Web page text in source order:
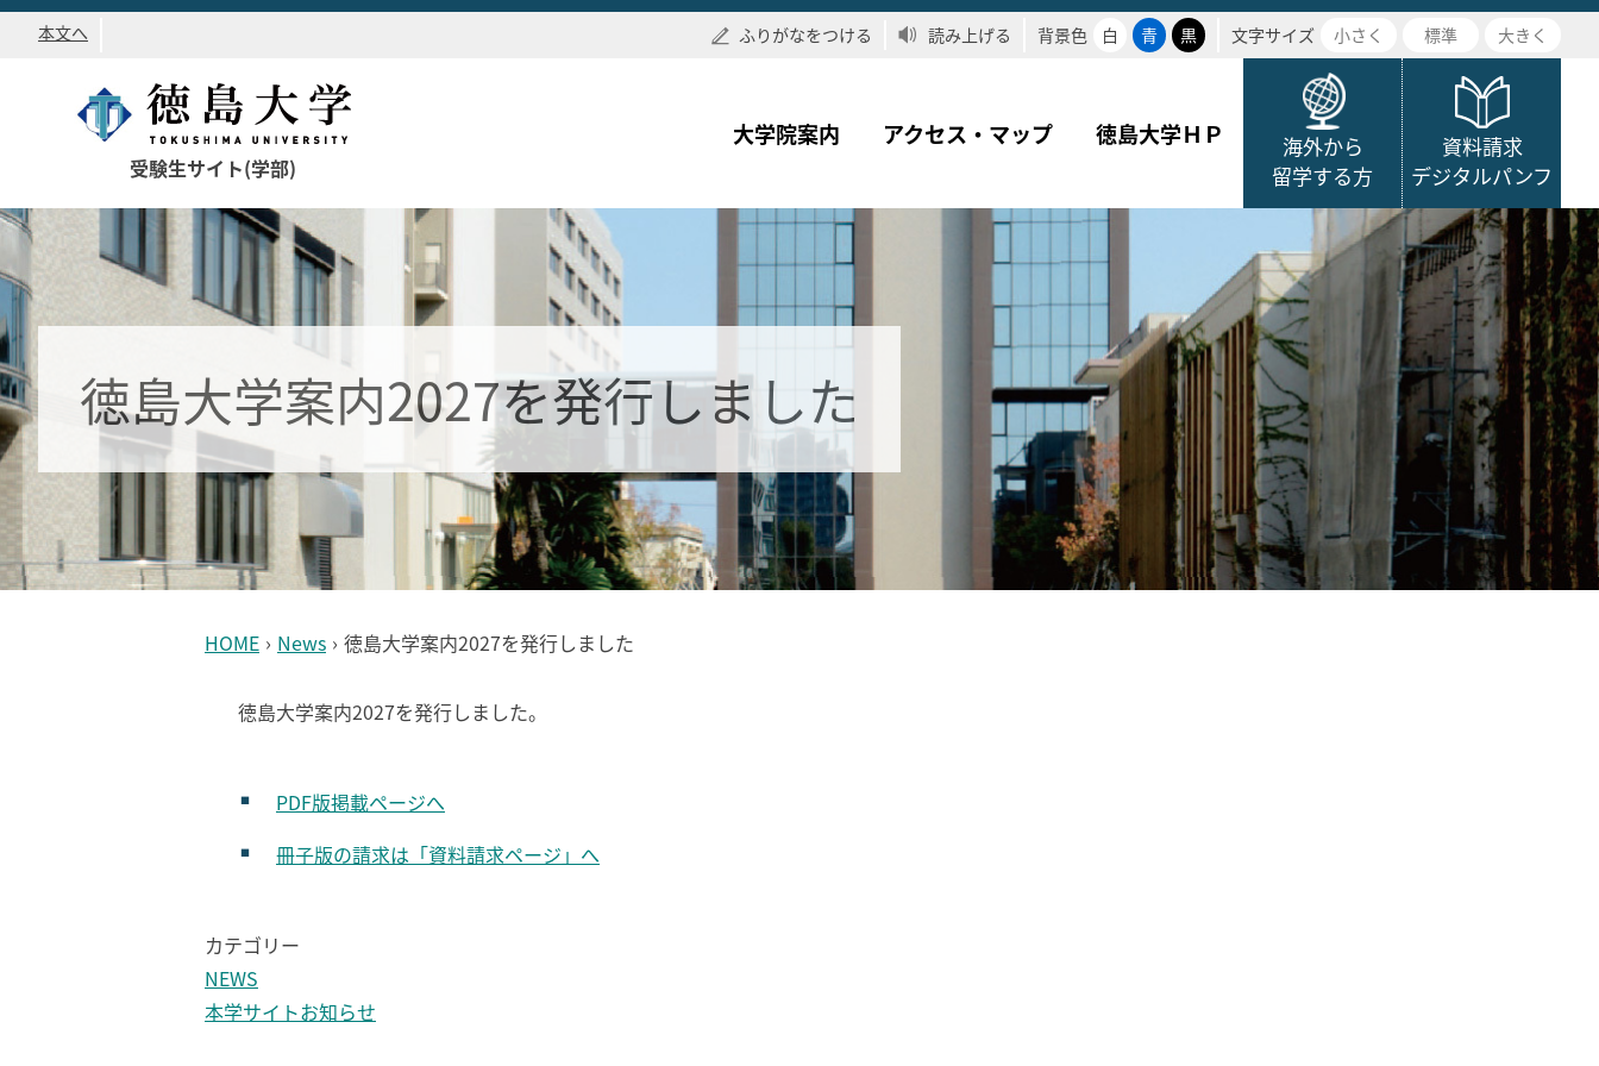
本文へ ふりがなをつける 読み上げる 背景色 白 青 黒 文字サイズ 小さく 標準 大きく
受験生サイト(学部)
大学院案内 アクセス・マップ 徳島大学ＨＰ
海外から
留学する方
資料請求
デジタルパンフ
徳島大学案内2027を発行しました
HOME › News › 徳島大学案内2027を発行しました
徳島大学案内2027を発行しました。
PDF版掲載ページへ
冊子版の請求は「資料請求ページ」へ
カテゴリー
NEWS
本学サイトお知らせ